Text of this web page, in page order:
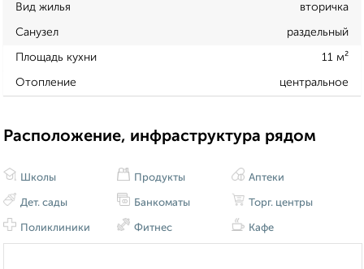
Вид жилья вторичка
Санузел раздельный
Площадь кухни 11 м²
Отопление центральное
Расположение, инфраструктура рядом
Школы
Дет. сады
Поликлиники
Продукты
Банкоматы
Фитнес
Аптеки
Торг. центры
Кафе